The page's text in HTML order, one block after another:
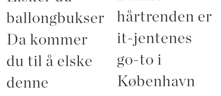
ballongbukser?
Da kommer
du til å elske
denne
hårtrenden er
it-jentenes
go-to i
København